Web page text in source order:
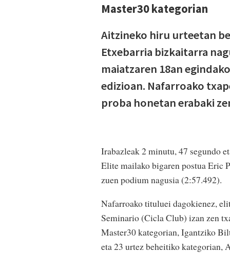
Master30 kategorian
Aitzineko hiru urteetan
Etxebarria bizkaitarra
maiatzaren 18an
edizioan. Nafarroako
proba honetan erabaki
Irabazleak 2 minutu, 47 segundo
Elite mailako bigaren postua Eric
zuen podium nagusia (2:57.492).
Nafarroako tituluei dagokienez,
Seminario (Cicla Club) izan zen
Master30 kategorian, Igantziko
eta 23 urtez beheitiko kategorian,